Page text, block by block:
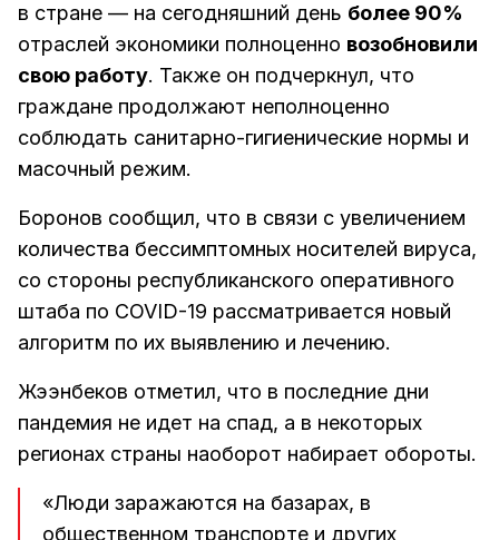
в стране — на сегодняшний день более 90%
отраслей экономики полноценно возобновили
свою работу. Также он подчеркнул, что
граждане продолжают неполноценно
соблюдать санитарно-гигиенические нормы и
масочный режим.
Боронов сообщил, что в связи с увеличением
количества бессимптомных носителей вируса,
со стороны республиканского оперативного
штаба по COVID-19 рассматривается новый
алгоритм по их выявлению и лечению.
Жээнбеков отметил, что в последние дни
пандемия не идет на спад, а в некоторых
регионах страны наоборот набирает обороты.
«Люди заражаются на базарах, в
общественном транспорте и других